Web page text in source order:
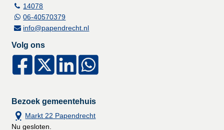
14078
06-40570379
info@papendrecht.nl
Volg ons
Bezoek gemeentehuis
Markt 22 Papendrecht
Nu gesloten.